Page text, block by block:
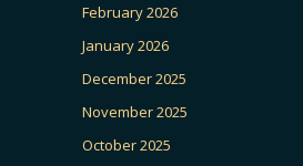
February 2026
January 2026
December 2025
November 2025
October 2025